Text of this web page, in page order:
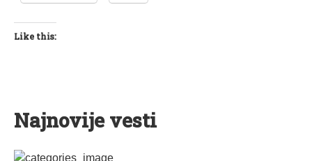
Like this:
Najnovije vesti